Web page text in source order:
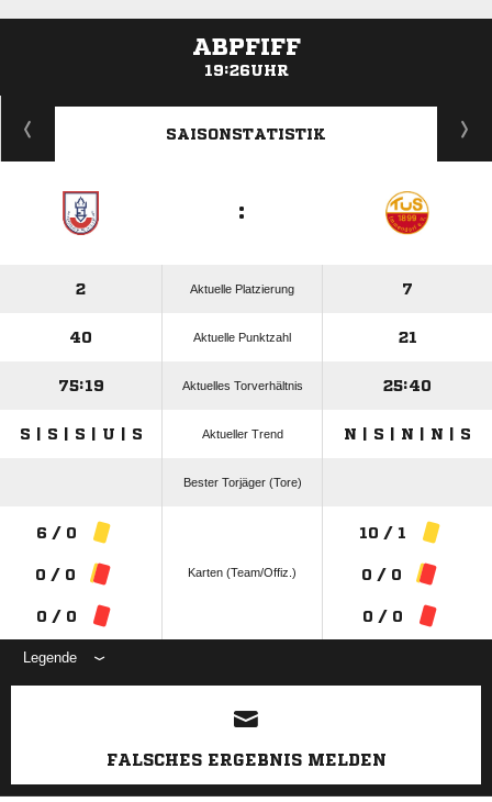
ABPFIFF
19:26UHR
ANZEIGE
SAISONSTATISTIK
:
2 Aktuelle Platzierung 7
40 Aktuelle Punktzahl 21
75:19 Aktuelles Torverhältnis 25:40
S | S | S | U | S Aktueller Trend N | S | N | N | S
Bester Torjäger (Tore)
6 / 0
0 / 0
0 / 0
Karten (Team/Offiz.)
10 / 1
0 / 0
0 / 0
Legende
ANZEIGE
FALSCHES ERGEBNIS MELDEN